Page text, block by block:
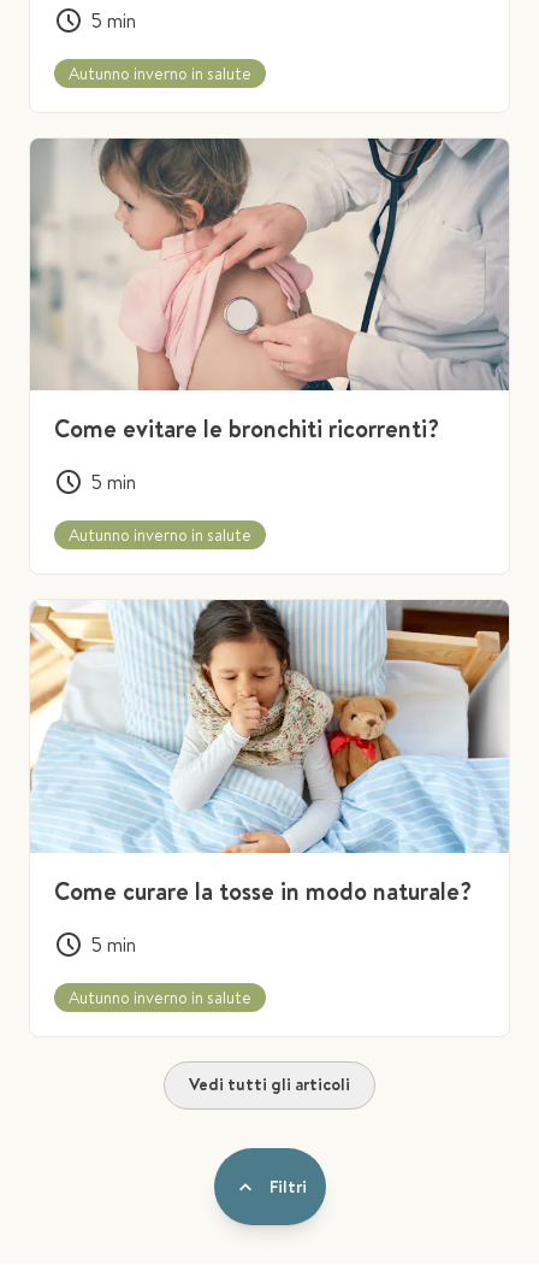
5 min
Autunno inverno in salute
Come evitare le bronchiti ricorrenti?
5 min
Autunno inverno in salute
Come curare la tosse in modo naturale?
5 min
Autunno inverno in salute
Vedi tutti gli articoli
Filtri